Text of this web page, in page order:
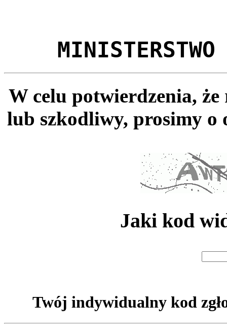
MINISTERSTWO
W celu potwierdzenia,
lub szkodliwy, prosimy o
Jaki kod
Twój indywidualny kod